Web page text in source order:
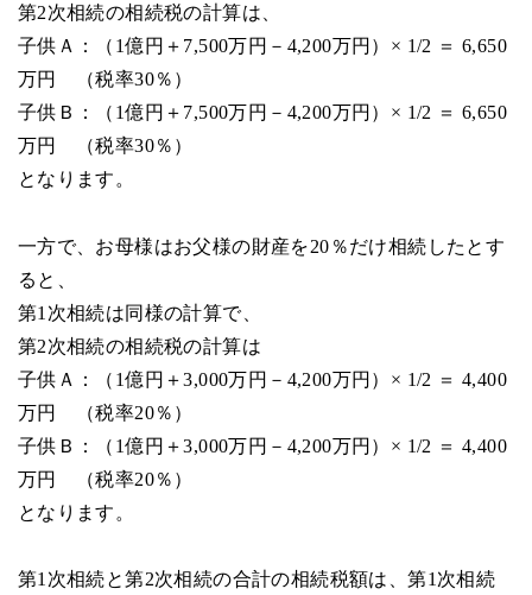
第2次相続の相続税の計算は、
子供Ａ：（1億円＋7,500万円－4,200万円）× 1/2 ＝ 6,650
万円 （税率30％）
子供Ｂ：（1億円＋7,500万円－4,200万円）× 1/2 ＝ 6,650
万円 （税率30％）
となります。
一方で、お母様はお父様の財産を20％だけ相続したとす
ると、
第1次相続は同様の計算で、
第2次相続の相続税の計算は
子供Ａ：（1億円＋3,000万円－4,200万円）× 1/2 ＝ 4,400
万円 （税率20％）
子供Ｂ：（1億円＋3,000万円－4,200万円）× 1/2 ＝ 4,400
万円 （税率20％）
となります。
第1次相続と第2次相続の合計の相続税額は、第1次相続